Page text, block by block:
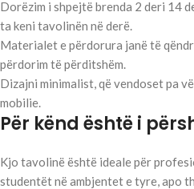
Dorëzim i shpejtë brenda 2 deri 14
ta keni tavolinën në derë.
Materialet e përdorura janë të
përdorim të përditshëm.
Dizajni minimalist, që vendoset pa
mobilie.
Për kënd është i
Kjo tavolinë është ideale për
studentët në ambjentet e tyre, apo